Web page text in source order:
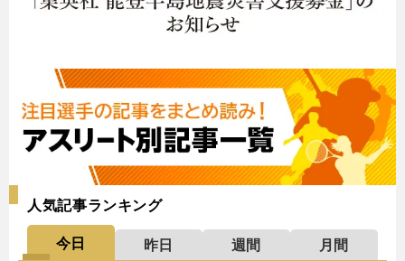
人気記事ランキング
今日 昨日 週間
月間